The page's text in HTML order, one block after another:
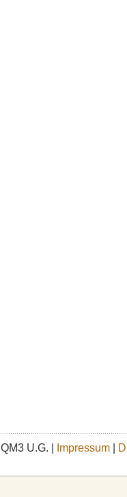
QM3 U.G. | Impressum